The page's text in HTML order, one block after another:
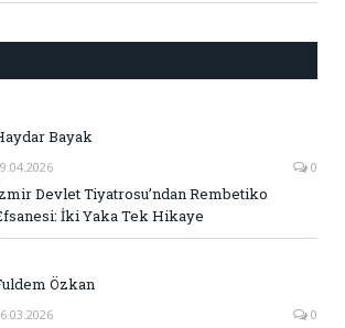
Bayak
0
Devlet Tiyatrosu’ndan Rembetiko
İki Yaka Tek Hikaye
Özkan
0